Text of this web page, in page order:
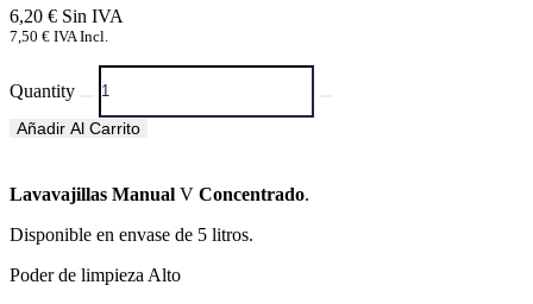
6,20 €
7,50 € IVA Incl.
Quantity
Añadir Al Carrito
Lavavajillas Manual V Concentrado.
Disponible en envase de 5 litros.
Poder de limpieza Alto